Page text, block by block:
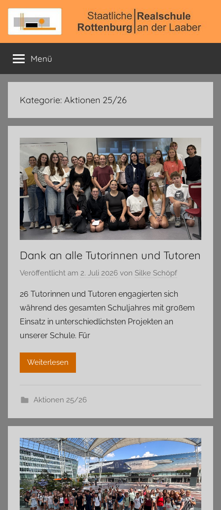
Zum
Inhalt
springen
Staatliche
Realschule
Rottenburg
a.
d.
Laaber
Offizielle
Schulhomepage
Menü
Kategorie: Aktionen 25/26
Dank an alle Tutorinnen und Tutoren
Veröffentlicht am 2. Juli 2026 von Silke Schöpf
26 Tutorinnen und Tutoren engagierten sich
während des gesamten Schuljahres mit großem
Einsatz in unterschiedlichsten Projekten an
unserer Schule. Für
Weiterlesen
Aktionen 25/26